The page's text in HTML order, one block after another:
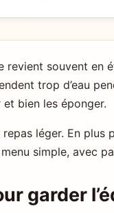
souvent en
trop d’eau
bien les éponger.
léger. En
simple, avec
garder